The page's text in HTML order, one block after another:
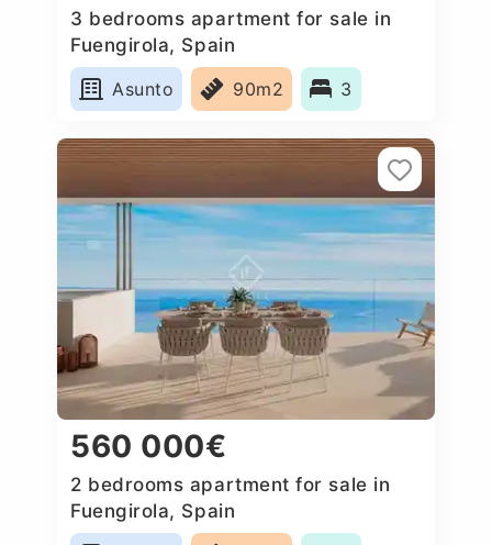
3 bedrooms apartment for sale in
Fuengirola, Spain
Asunto
90m2 3
560 000€
2 bedrooms apartment for sale in
Fuengirola, Spain